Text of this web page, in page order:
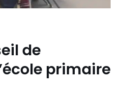
de
primaire